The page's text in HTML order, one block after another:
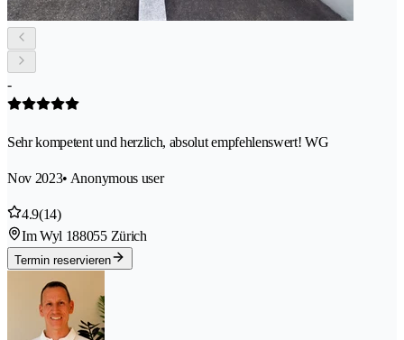
-
Sehr kompetent und herzlich, absolut empfehlenswert! WG
Nov 2023• Anonymous user
4.9(14)
Im Wyl 188055 Zürich
Termin reservieren